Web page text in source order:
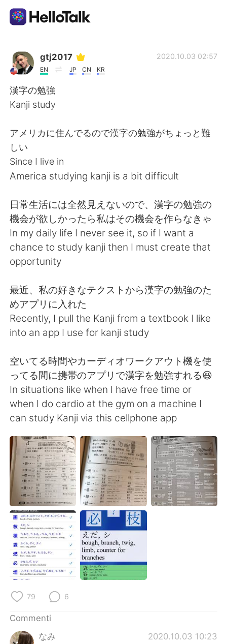
App di scambio linguistico
Italiano
繁體中文 Español
العربية Français
Deutsch 日本語
한국어
Türkçe
Português
gtj2017
EN JP CN KR
2020.10.03 02:57
漢字の勉強
Kanji study
アメリカに住んでるので漢字の勉強がちょっと難
しい
Since I live in
America studying kanji is a bit difficult
日常生活には全然見えないので、漢字の勉強の
機会が欲しかったら私はその機会を作らなきゃ
In my daily life I never see it, so if I want a
chance to study kanji then I must create that
opportunity
最近、私の好きなテクストから漢字の勉強のた
めアプリに入れた
Recently, I pull the Kanji from a textbook I like
into an app I use for kanji study
空いてる時間やカーディオワークアウト機を使
ってる間に携帯のアプリで漢字を勉強すれる😆
In situations like when I have free time or
when I do cardio at the gym on a machine I
can study Kanji via this cellphone app
79 6
Commenti
なみ
2020.10.03 10:23